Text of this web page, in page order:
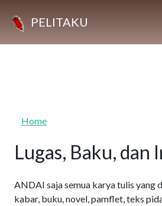
PELITAKU
Home
Lugas, Baku, dan
ANDAI saja semua karya tulis yang
kabar, buku, novel, pamflet, teks